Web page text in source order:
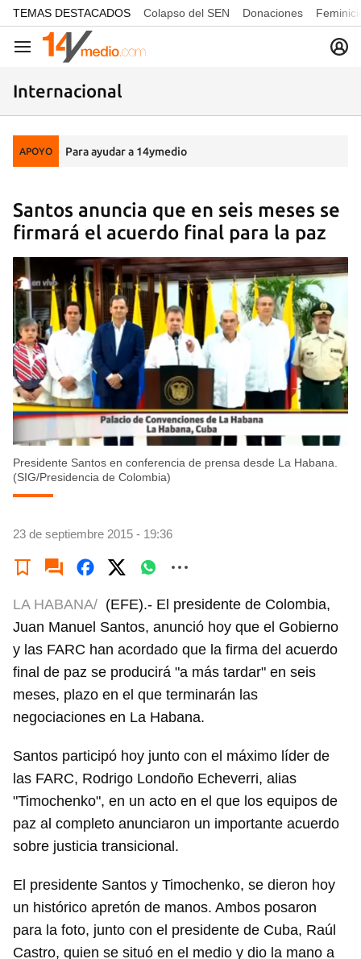
common.go-to-content
TEMAS DESTACADOS Colapso del SEN Donaciones
Navegación
Internacional
APOYO Para ayudar a 14ymedio
Santos anuncia que en seis meses se
firmará el acuerdo final para la paz
Presidente Santos en conferencia de prensa desde La Habana.
(SIG/Presidencia de Colombia)
23 de septiembre 2015 - 19:36
LA HABANA/ (EFE).- El presidente de Colombia,
Juan Manuel Santos, anunció hoy que el Gobierno
y las FARC han acordado que la firma del acuerdo
final de paz se producirá "a más tardar" en seis
meses, plazo en el que terminarán las
negociaciones en La Habana.
Santos participó hoy junto con el máximo líder de
las FARC, Rodrigo Londoño Echeverri, alias
"Timochenko", en un acto en el que los equipos de
paz al completo anunciaron un importante acuerdo
sobre justicia transicional.
El presidente Santos y Timochenko, se dieron hoy
un histórico apretón de manos. Ambos posaron
para la foto, junto con el presidente de Cuba, Raúl
Castro, quien se situó en el medio y dio la mano a